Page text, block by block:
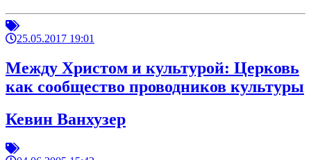
25.05.2017 19:01
Между Христом и культурой: Церковь
как сообщество проводников культуры
Кевин Ванхузер